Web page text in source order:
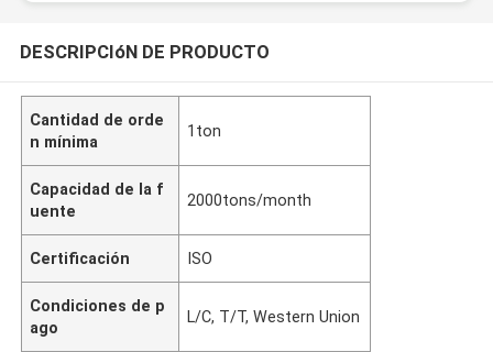
DESCRIPCIóN DE PRODUCTO
Cantidad de orde
n mínima
1ton
Capacidad de la f
uente
2000tons/month
Certificación ISO
Condiciones de p
ago
L/C, T/T, Western Union